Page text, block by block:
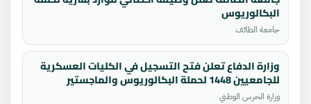
البكالوريوس
جامعة الطائف
وزارة الدفاع تعلن فتح التسجيل في الكليات العسكرية
للجامعيين 1448 لحملة البكالوريوس والماجستير
والدكتوراه
وزارة الحرس الوطني